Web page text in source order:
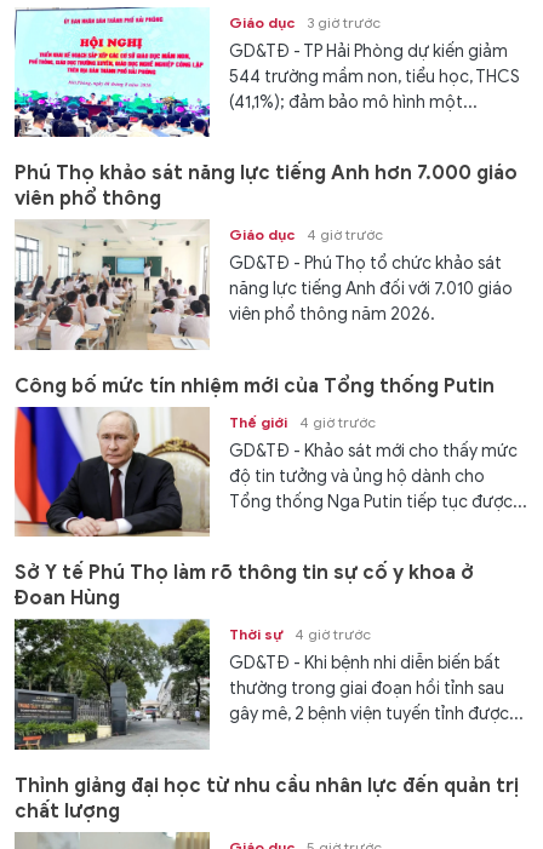
Giáo dục 3 giờ trước
GD&TĐ - TP Hải Phòng dự kiến giảm
544 trường mầm non, tiểu học, THCS
(41,1%); đảm bảo mô hình một...
Phú Thọ khảo sát năng lực tiếng Anh hơn 7.000 giáo
viên phổ thông
Giáo dục 4 giờ trước
GD&TĐ - Phú Thọ tổ chức khảo sát
năng lực tiếng Anh đối với 7.010 giáo
viên phổ thông năm 2026.
Công bố mức tín nhiệm mới của Tổng thống Putin
Thế giới 4 giờ trước
GD&TĐ - Khảo sát mới cho thấy mức
độ tin tưởng và ủng hộ dành cho
Tổng thống Nga Putin tiếp tục được...
Sở Y tế Phú Thọ làm rõ thông tin sự cố y khoa ở
Đoan Hùng
Thời sự 4 giờ trước
GD&TĐ - Khi bệnh nhi diễn biến bất
thường trong giai đoạn hồi tỉnh sau
gây mê, 2 bệnh viện tuyến tỉnh được...
Thỉnh giảng đại học từ nhu cầu nhân lực đến quản trị
chất lượng